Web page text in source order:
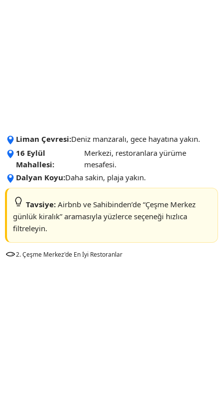
Liman Çevresi:Deniz manzaralı, gece hayatına yakın.
16 Eylül
Mahallesi:
Merkezi, restoranlara yürüme
mesafesi.
Dalyan Koyu:Daha sakin, plaja yakın.
Tavsiye: Airbnb ve Sahibinden’de “Çeşme Merkez
günlük kiralık” aramasıyla yüzlerce seçeneği hızlıca
filtreleyin.
2. Çeşme Merkez'de En İyi Restoranlar